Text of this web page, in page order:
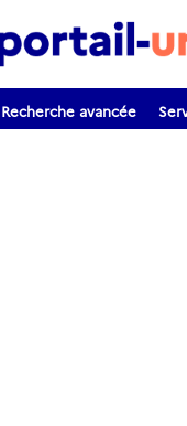
Recherche avancée